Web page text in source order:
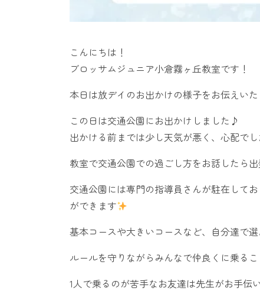
こんにちは！
ブロッサムジュニア小倉霧ヶ丘教室です！
本日は放デイのお出かけの様子をお伝えい
この日は交通公園にお出かけしました♪
出かける前までは少し天気が悪く、心配で
教室で交通公園での過ごし方をお話したら
交通公園には専門の指導員さんが駐在して
ができます
基本コースや大きいコースなど、自分達で
ルールを守りながらみんなで仲良くに乗る
1人で乗るのが苦手なお友達は先生がお手伝